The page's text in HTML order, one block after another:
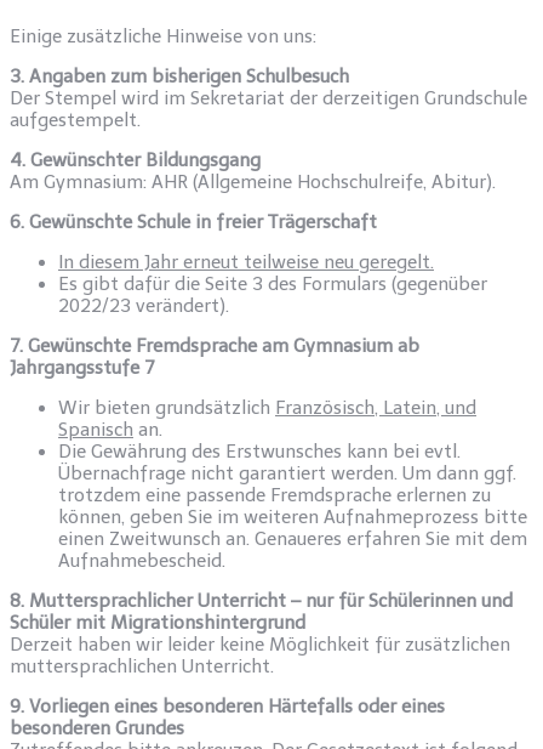
Einige zusätzliche Hinweise von uns:
3. Angaben zum bisherigen Schulbesuch
Der Stempel wird im Sekretariat der derzeitigen Grundschule
aufgestempelt.
4. Gewünschter Bildungsgang
Am Gymnasium: AHR (Allgemeine Hochschulreife, Abitur).
6. Gewünschte Schule in freier Trägerschaft
In diesem Jahr erneut teilweise neu geregelt.
Es gibt dafür die Seite 3 des Formulars (gegenüber
2022/23 verändert).
7. Gewünschte Fremdsprache am Gymnasium ab
Jahrgangsstufe 7
Wir bieten grundsätzlich Französisch, Latein, und
Spanisch an.
Die Gewährung des Erstwunsches kann bei evtl.
Übernachfrage nicht garantiert werden. Um dann ggf.
trotzdem eine passende Fremdsprache erlernen zu
können, geben Sie im weiteren Aufnahmeprozess bitte
einen Zweitwunsch an. Genaueres erfahren Sie mit dem
Aufnahmebescheid.
8. Muttersprachlicher Unterricht – nur für Schülerinnen und
Schüler mit Migrationshintergrund
Derzeit haben wir leider keine Möglichkeit für zusätzlichen
muttersprachlichen Unterricht.
9. Vorliegen eines besonderen Härtefalls oder eines
besonderen Grundes